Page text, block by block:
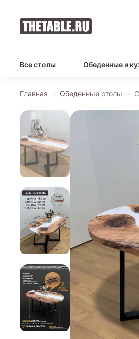
Все столы Обеденные и
Главная - Обеденные столы -